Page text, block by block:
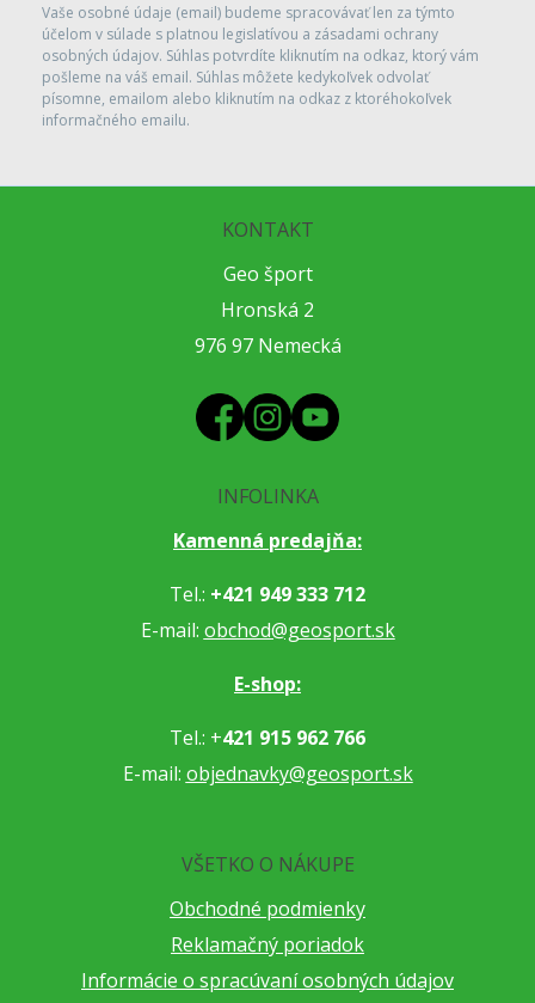
Vaše osobné údaje (email) budeme spracovávať len za týmto
účelom v súlade s platnou legislatívou a zásadami ochrany
osobných údajov. Súhlas potvrdíte kliknutím na odkaz, ktorý vám
pošleme na váš email. Súhlas môžete kedykoľvek odvolať
písomne, emailom alebo kliknutím na odkaz z ktoréhokoľvek
informačného emailu.
KONTAKT
Geo šport
Hronská 2
976 97 Nemecká
INFOLINKA
Kamenná predajňa:
Tel.: +421 949 333 712
E-mail: obchod@geosport.sk
E-shop:
Tel.: +421 915 962 766
E-mail: objednavky@geosport.sk
VŠETKO O NÁKUPE
Obchodné podmienky
Reklamačný poriadok
Informácie o spracúvaní osobných údajov